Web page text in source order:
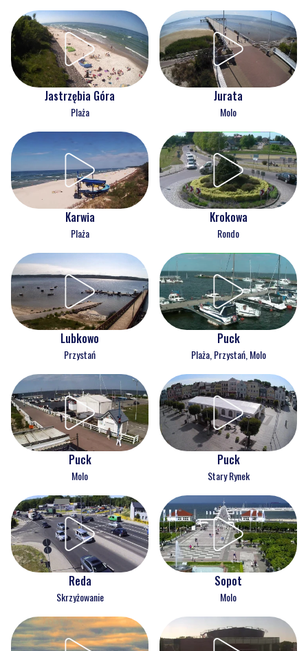
Jastrzębia Góra
Plaża
Jurata
Molo
Karwia
Plaża
Krokowa
Rondo
Lubkowo
Przystań
Puck
Plaża, Przystań, Molo
Puck
Molo
Puck
Stary Rynek
Reda
Skrzyżowanie
Sopot
Molo